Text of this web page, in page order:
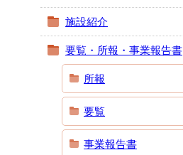
施設紹介
要覧・所報・事業報告書
所報
要覧
事業報告書